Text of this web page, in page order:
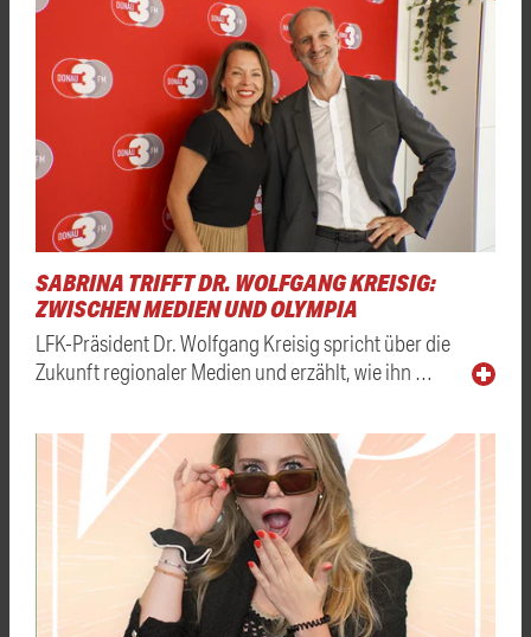
SABRINA TRIFFT DR. WOLFGANG KREISIG:
ZWISCHEN MEDIEN UND OLYMPIA
LFK-Präsident Dr. Wolfgang Kreisig spricht über die
Zukunft regionaler Medien und erzählt, wie ihn …